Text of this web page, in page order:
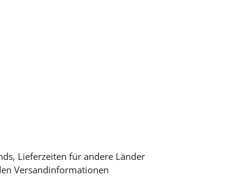
Lieferzeiten für andere Länder
Versandinformationen